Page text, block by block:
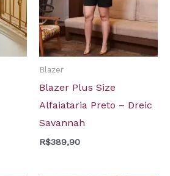
Blazer
Blazer Plus Size
Alfaiataria Preto – Dreic
Savannah
R$389,90